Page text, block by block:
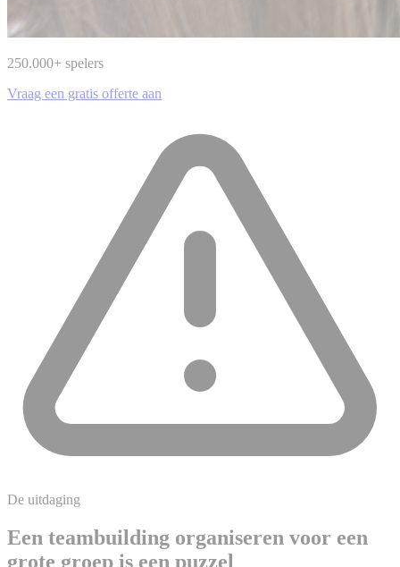
250.000+ spelers
Vraag een gratis offerte aan
De uitdaging
Een teambuilding organiseren voor een
grote groep is een puzzel